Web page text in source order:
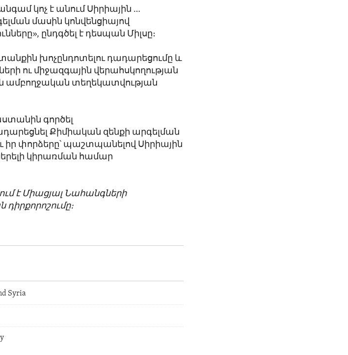
կոչ է անում Սիրիային …
մասին կոնվենցիայով
ընդգծել է դեսպան Միլսը։
խոչընդոտելու դադարեցումը և
ու միջազգային վերահսկողության
ամբողջական տեղեկատվության
գործել
Քիմիական զենքի արգելման
իր փորձերը՝ պաշտպանելով Սիրիային
կիրառման համար
է Միացյալ Նահանգների
Syria